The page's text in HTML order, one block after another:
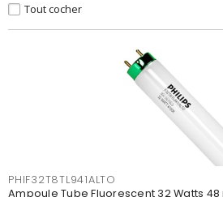
Tout cocher
PHIF32T8TL941ALTO
Ampoule Tube Fluorescent 32 Watts 48